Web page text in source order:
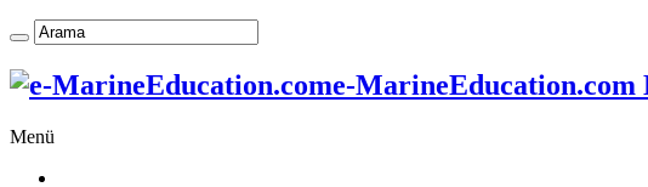
e-MarineEducation.com
Menü